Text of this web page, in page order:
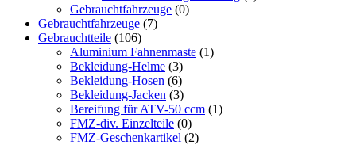
Gebrauchtfahrzeuge (0)
Gebrauchtfahrzeuge (7)
Gebrauchtteile (106)
Aluminium Fahnenmaste (1)
Bekleidung-Helme (3)
Bekleidung-Hosen (6)
Bekleidung-Jacken (3)
Bereifung für ATV-50 ccm (1)
FMZ-div. Einzelteile (0)
FMZ-Geschenkartikel (2)